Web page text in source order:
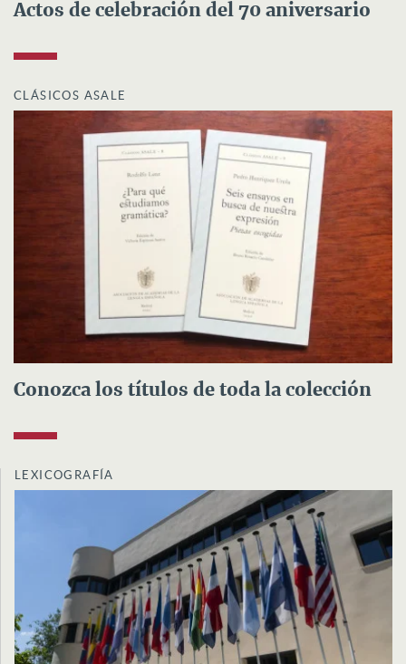
Actos de celebración del 70 aniversario
CLÁSICOS ASALE
Conozca los títulos de toda la colección
LEXICOGRAFÍA